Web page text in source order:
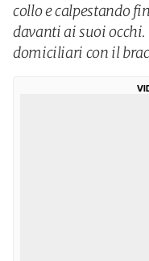
collo e calpestando
davanti ai suoi occhi.
domiciliari con il